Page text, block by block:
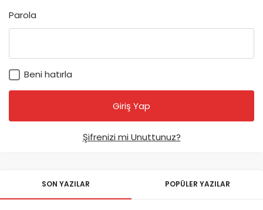
Parola
Beni hatırla
Şifrenizi mi Unuttunuz?
SON YAZILAR POPÜLER YAZILAR